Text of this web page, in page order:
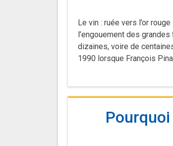
Le vin : ruée vers l’or
l’engouement des
dizaines, voire de
1990 lorsque François